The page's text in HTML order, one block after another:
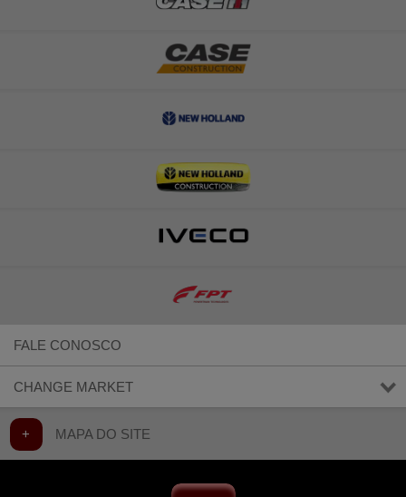
FALE CONOSCO
CHANGE MARKET
+ MAPA DO SITE